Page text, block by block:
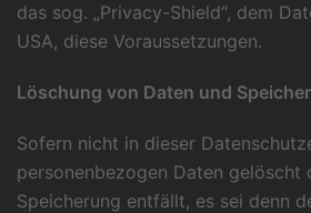
das sog. „Privacy-Shield“, dem
USA, diese Voraussetzungen.
Löschung von Daten und
Sofern nicht in dieser
personenbezogen Daten
Speicherung entfällt, es sei denn